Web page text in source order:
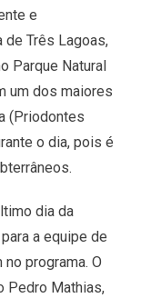
e
de Três Lagoas,
Parque Natural
um dos maiores
(Priodontes
o dia, pois é
dia da
a equipe de
programa. O
Pedro Mathias,